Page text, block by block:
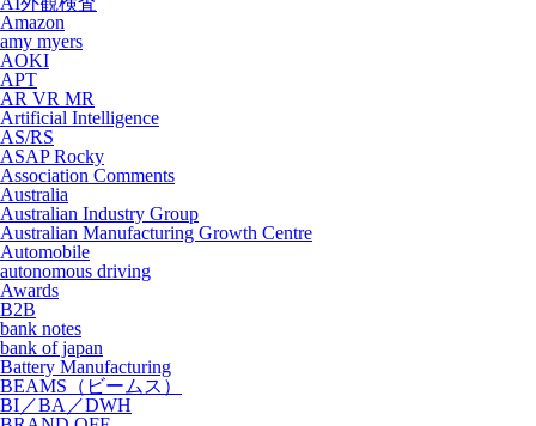
Amazon
amy myers
AOKI
APT
AR VR MR
Artificial Intelligence
AS/RS
ASAP Rocky
Association Comments
Australia
Australian Industry Group
Australian Manufacturing Growth Centre
Automobile
autonomous driving
Awards
B2B
bank notes
bank of japan
Battery Manufacturing
BEAMS（ビームス）
BI／BA／DWH